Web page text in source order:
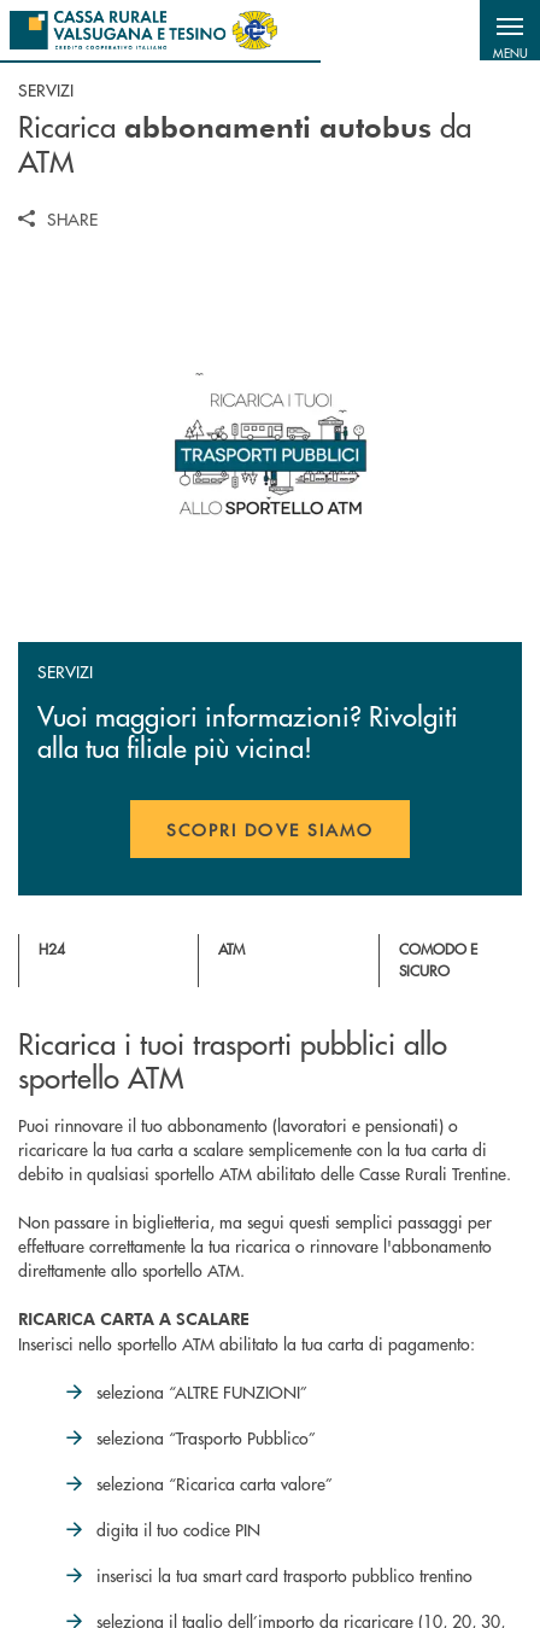
Salta al contenuto principale
MENU
SERVIZI
Ricarica abbonamenti autobus da
ATM
SHARE
SERVIZI
Vuoi maggiori informazioni? Rivolgiti
alla tua filiale più vicina!
SCOPRI DOVE SIAMO
H24 ATM
COMODO E
SICURO
Ricarica i tuoi trasporti pubblici allo
sportello ATM
Puoi rinnovare il tuo abbonamento (lavoratori e pensionati) o
ricaricare la tua carta a scalare semplicemente con la tua carta di
debito in qualsiasi sportello ATM abilitato delle Casse Rurali Trentine.
Non passare in biglietteria, ma segui questi semplici passaggi per
effettuare correttamente la tua ricarica o rinnovare l'abbonamento
direttamente allo sportello ATM.
RICARICA CARTA A SCALARE
Inserisci nello sportello ATM abilitato la tua carta di pagamento:
seleziona “ALTRE FUNZIONI”
seleziona “Trasporto Pubblico”
seleziona “Ricarica carta valore”
digita il tuo codice PIN
inserisci la tua smart card trasporto pubblico trentino
seleziona il taglio dell’importo da ricaricare (10, 20, 30,